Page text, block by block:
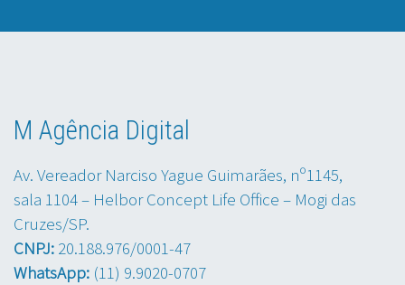
M Agência Digital
Av. Vereador Narciso Yague Guimarães, nº1145,
sala 1104 – Helbor Concept Life Office – Mogi das
Cruzes/SP.
CNPJ: 20.188.976/0001-47
WhatsApp: (11) 9.9020-0707